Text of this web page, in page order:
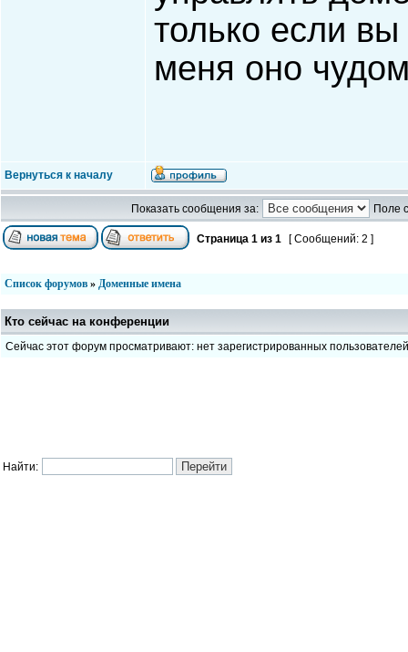
только если
меня оно
Вернуться к началу
Показать сообщения за: Поле
Страница 1 из 1 [ Сообщений: 2 ]
Список форумов » Доменные имена
Кто сейчас на конференции
Сейчас этот форум просматривают: нет зарегистрированных пользователей
Найти: